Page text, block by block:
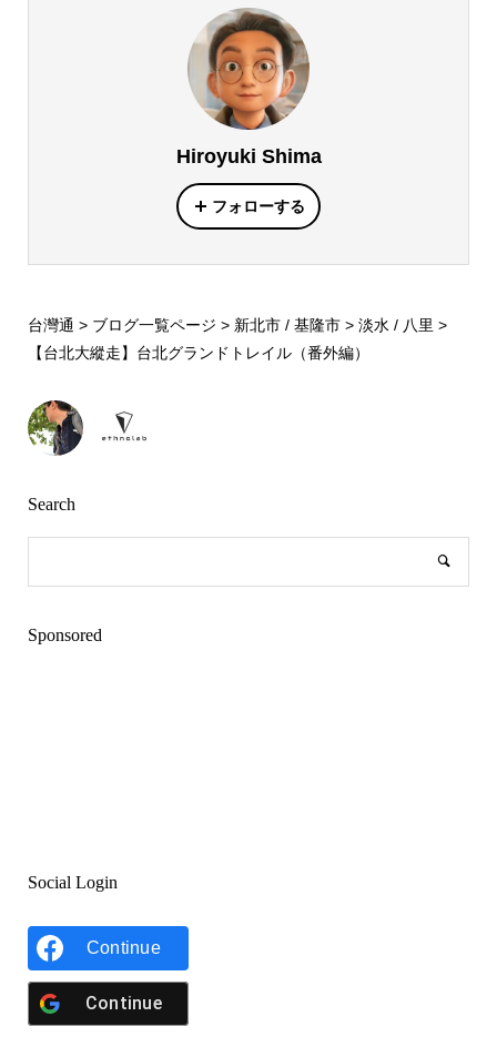
Hiroyuki Shima
フォローする
台灣通 > ブログ一覧ページ > 新北市 / 基隆市> 淡水 / 八里 >
【台北大縱走】台北グランドトレイル（番外編）
Search
Sponsored
Social Login
Continue
Continue